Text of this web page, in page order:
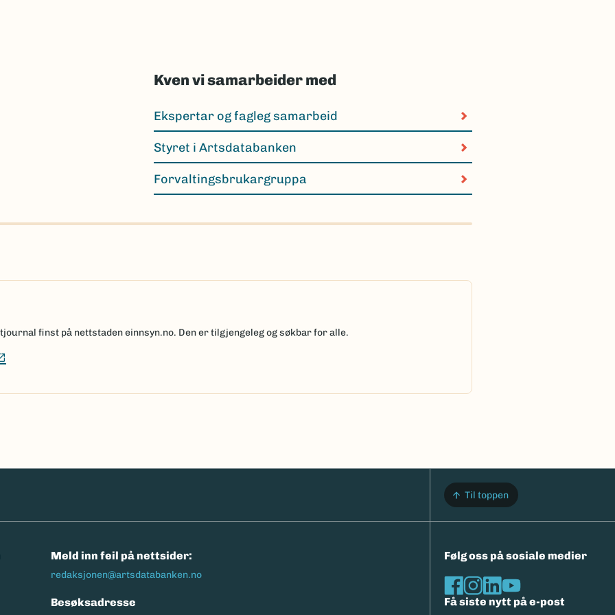
Kven vi samarbeider med
Ekspertar og fagleg samarbeid
Styret i Artsdatabanken
Forvaltingsbrukargruppa
finst på nettstaden einnsyn.no. Den er tilgjengeleg og søkbar for alle.
Til toppen
Meld inn feil på nettsider:
redaksjonen@artsdatabanken.no
Besøksadresse
Følg oss på sosiale medier
Få siste nytt på e-post